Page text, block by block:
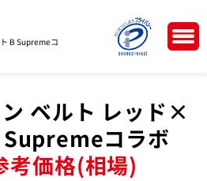
B Supremeコ
ベルト レッド×
Supremeコラボ
考価格(相場)